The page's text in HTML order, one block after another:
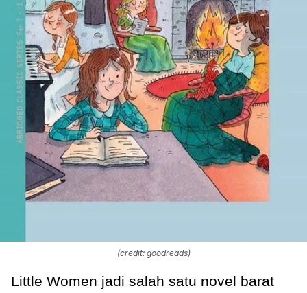
(credit: goodreads)
Little Women jadi salah satu novel barat